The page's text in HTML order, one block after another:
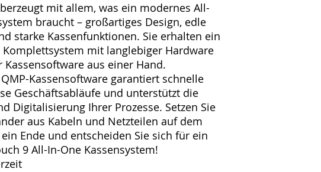
mit allem, was ein modernes All-
braucht – großartiges Design, edle
starke Kassenfunktionen. Sie erhalten ein
Komplettsystem mit langlebiger Hardware
aus einer Hand.
Kassensoftware garantiert schnelle
Geschäftsabläufe und unterstützt die
Digitalisierung Ihrer Prozesse. Setzen Sie
aus Kabeln und Netzteilen auf dem
Ende und entscheiden Sie sich für ein
9 All-In-One Kassensystem!